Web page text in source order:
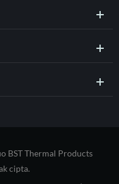
BST Thermal Products
cipta.